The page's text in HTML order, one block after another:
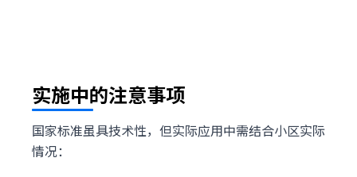
实施中的注意事项
国家标准虽具技术性，但实际应用中需结合小区实际
情况：